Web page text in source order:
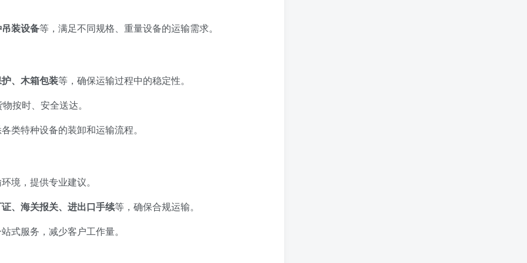
装设备等，满足不同规格、重量设备的运输需求。
、木箱包装等，确保运输过程中的稳定性。
按时、安全送达。
类特种设备的装卸和运输流程。
境，提供专业建议。
、海关报关、进出口手续等，确保合规运输。
式服务，减少客户工作量。